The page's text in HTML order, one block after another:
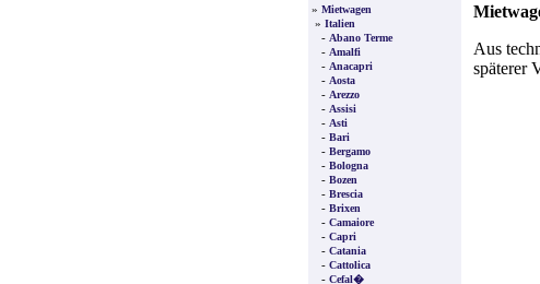
» Mietwagen
» Italien
- Abano Terme
- Amalfi
- Anacapri
- Aosta
- Arezzo
- Assisi
- Asti
- Bari
- Bergamo
- Bologna
- Bozen
- Brescia
- Brixen
- Camaiore
- Capri
- Catania
- Cattolica
- Cefal�
Aus
späterer